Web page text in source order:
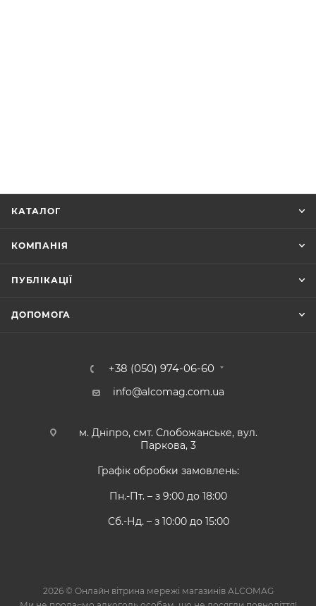
КАТАЛОГ
КОМПАНІЯ
ПУБЛІКАЦІЇ
ДОПОМОГА
+38 (050) 974-06-60
info@alcomag.com.ua
м. Дніпро, смт. Слобожанське, вул.
Паркова, 3
Графік обробки замовлень:
Пн.-Пт. – з 9:00 до 18:00
Сб.-Нд. – з 10:00 до 15:00
2026 © Онлайн вітрина мережі магазинів ALCOMAG